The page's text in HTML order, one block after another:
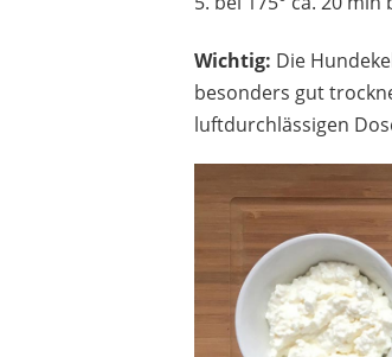
Wichtig: Die
besonders gut
luftdurchlässigen